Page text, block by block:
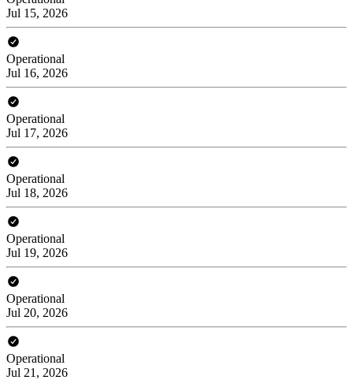
Jul 15, 2026
Operational
Jul 16, 2026
Operational
Jul 17, 2026
Operational
Jul 18, 2026
Operational
Jul 19, 2026
Operational
Jul 20, 2026
Operational
Jul 21, 2026